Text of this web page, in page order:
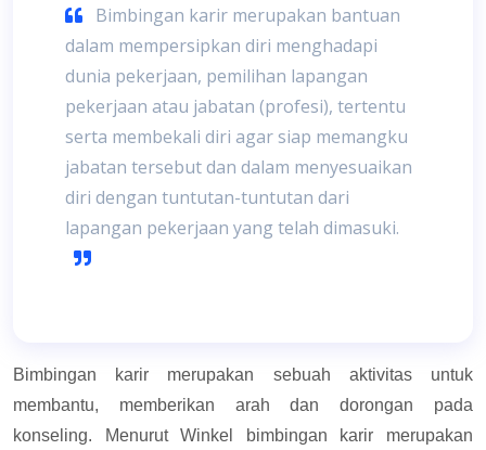
Bimbingan karir merupakan bantuan
dalam mempersipkan diri menghadapi
dunia pekerjaan, pemilihan lapangan
pekerjaan atau jabatan (profesi), tertentu
serta membekali diri agar siap memangku
jabatan tersebut dan dalam menyesuaikan
diri dengan tuntutan-tuntutan dari
lapangan pekerjaan yang telah dimasuki.
Bimbingan karir merupakan sebuah aktivitas untuk
membantu, memberikan arah dan dorongan pada
konseling. Menurut Winkel bimbingan karir merupakan